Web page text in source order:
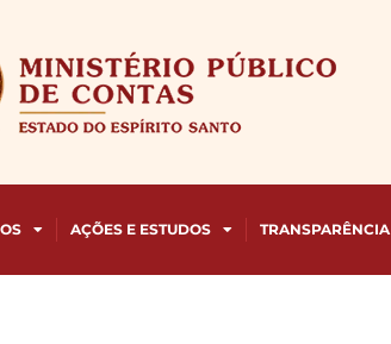
AÇÕES E ESTUDOS TRANSPARÊNCIA